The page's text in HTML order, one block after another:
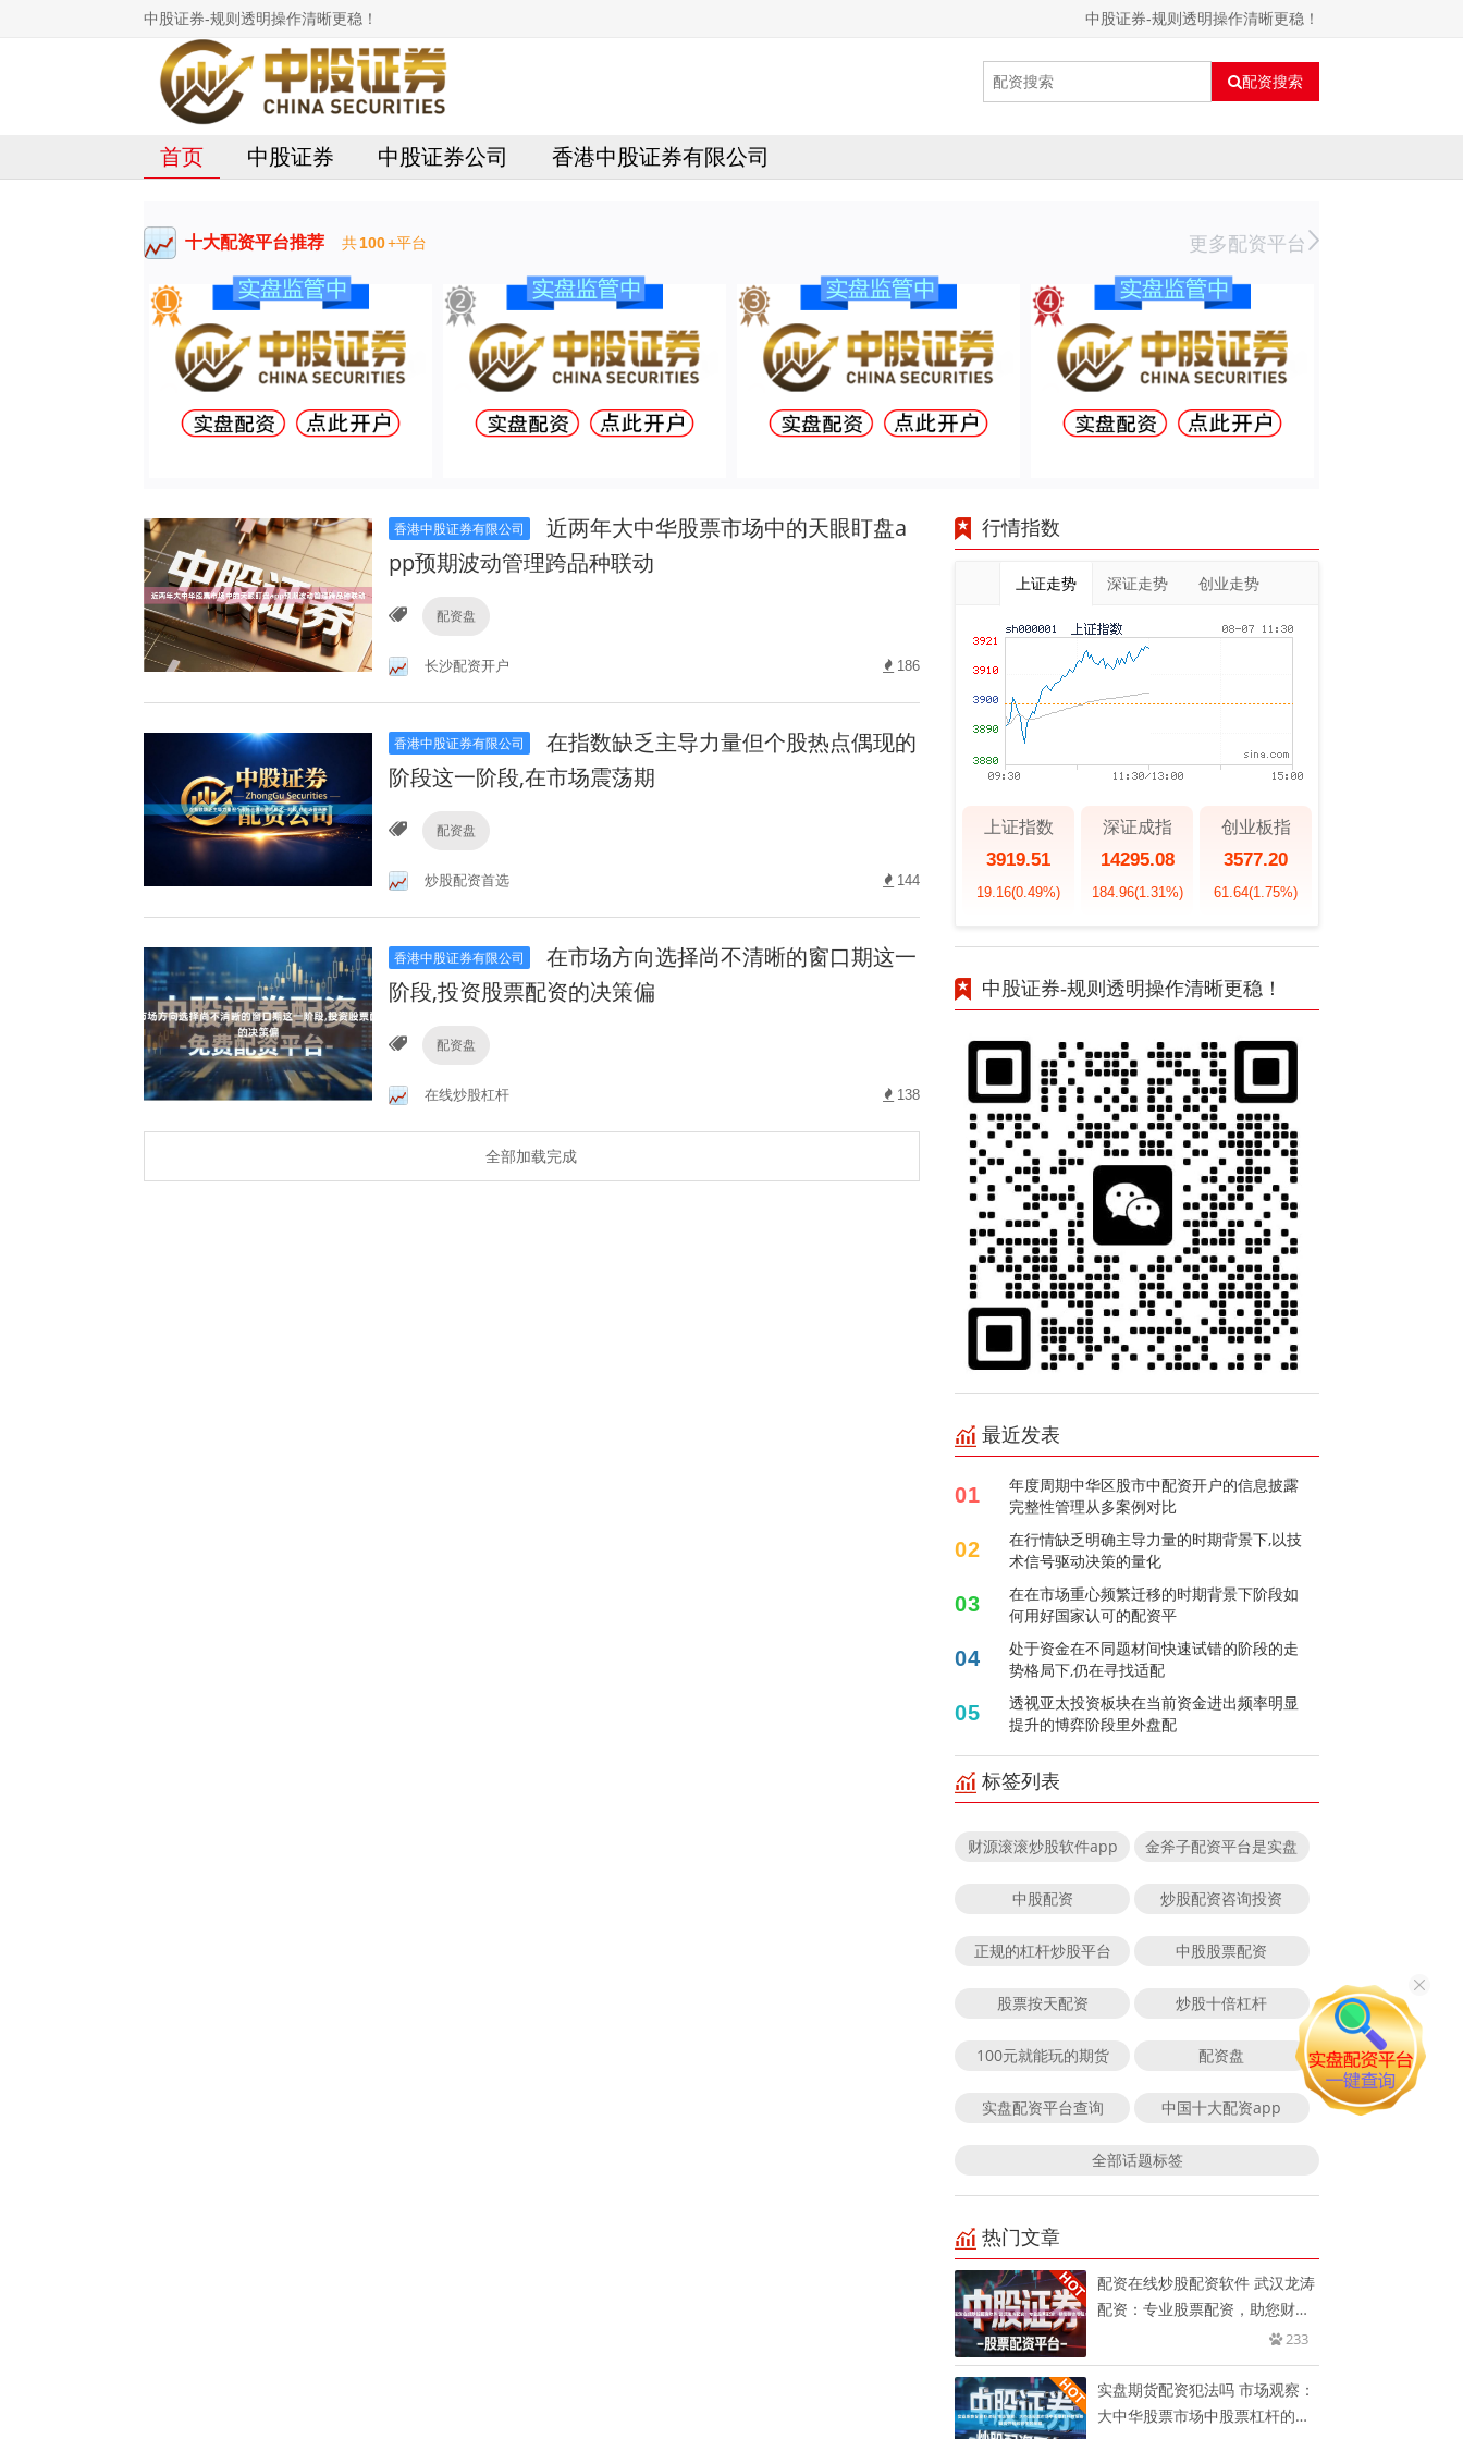
中股证券-规则透明操作清晰更稳！ 中股证券-规则透明操作清晰更稳！
配资搜索
首页 中股证券 中股证券公司 香港中股证券有限公司
十大配资平台推荐 共100+平台 更多配资平台
香港中股证券有限公司
近两年大中华股票市场中的天眼盯盘a
pp预期波动管理跨品种联动
配资盘
长沙配资开户 186
香港中股证券有限公司
在指数缺乏主导力量但个股热点偶现的
阶段这一阶段,在市场震荡期
配资盘
炒股配资首选 144
香港中股证券有限公司
在市场方向选择尚不清晰的窗口期这一
阶段,投资股票配资的决策偏
配资盘
在线炒股杠杆 138
全部加载完成
行情指数
上证走势 深证走势 创业走势
上证指数
3919.51
19.16(0.49%)
深证成指
14295.08
184.96(1.31%)
创业板指
3577.20
61.64(1.75%)
中股证券-规则透明操作清晰更稳！
最近发表
01
年度周期中华区股市中配资开户的信息披露
完整性管理从多案例对比
02
在行情缺乏明确主导力量的时期背景下,以技
术信号驱动决策的量化
03
在在市场重心频繁迁移的时期背景下阶段如
何用好国家认可的配资平
04
处于资金在不同题材间快速试错的阶段的走
势格局下,仍在寻找适配
05
透视亚太投资板块在当前资金进出频率明显
提升的博弈阶段里外盘配
标签列表
财源滚滚炒股软件app 金斧子配资平台是实盘
中股配资 炒股配资咨询投资
正规的杠杆炒股平台 中股股票配资
股票按天配资 炒股十倍杠杆
100元就能玩的期货 配资盘
实盘配资平台查询 中国十大配资app
全部话题标签
热门文章
配资在线炒股配资软件 武汉龙涛
配资：专业股票配资，助您财富
233
实盘期货配资犯法吗 市场观察：
大中华股票市场中股票杠杆的策